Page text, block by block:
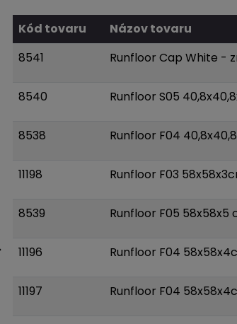
Kód tovaru Názov tovaru
8541
Runfloor Cap White -
8540 Runfloor S05
8538 Runfloor F04
11198 Runfloor F03
8539 Runfloor F05 58x58x5
11196 Runfloor F04
11197 Runfloor F04